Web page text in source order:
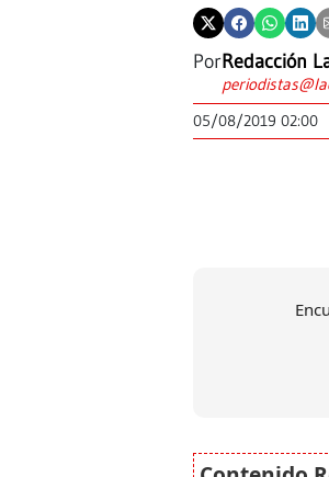
PorRedacción
05/08/2019 02:00